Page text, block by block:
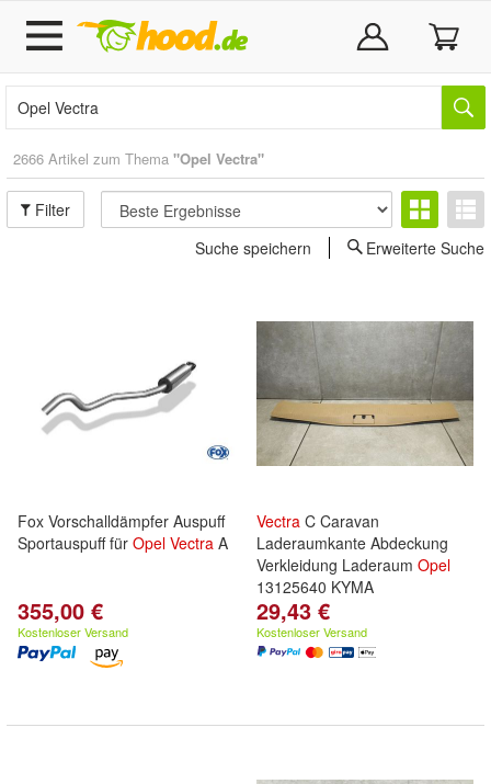
2666 Artikel zum Thema "Opel Vectra"
Filter
Suche speichern
Erweiterte Suche
Fox Vorschalldämpfer Auspuff
Sportauspuff für Opel Vectra A
355,00 €
Kostenloser Versand
Vectra C Caravan
Laderaumkante Abdeckung
Verkleidung Laderaum Opel
13125640 KYMA
29,43 €
Kostenloser Versand